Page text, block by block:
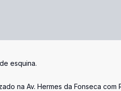
esquina.
na Av. Hermes da Fonseca com